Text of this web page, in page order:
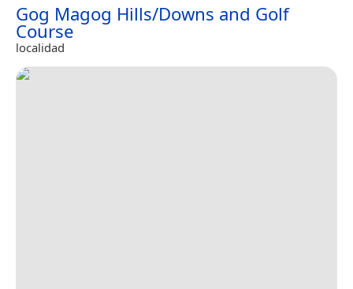
Gog Magog Hills/Downs and Golf
Course
localidad